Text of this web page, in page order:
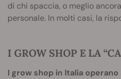
di chi spaccia, o meglio
personale. In molti casi, la
I GROW SHOP E LA
I grow shop in Italia